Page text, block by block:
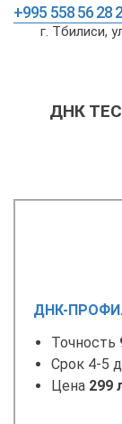
+995 558 56 28
г. Тбилиси,
ДНК
ДНК-
Точность
Срок 4-5
Цена 299